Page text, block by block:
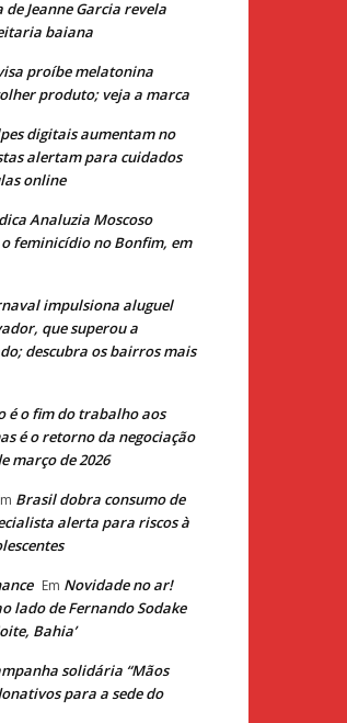
Jeanne Garcia revela
baiana
proíbe melatonina
produto; veja a marca
digitais aumentam no
alertam para cuidados
online
Analuzia Moscoso
feminicídio no Bonfim, em
impulsiona aluguel
que superou a
descubra os bairros mais
é o fim do trabalho aos
é o retorno da negociação
março de 2026
Brasil dobra consumo de
alerta para riscos à
Em Novidade no ar!
lado de Fernando Sodake
Bahia’
solidária “Mãos
para a sede do